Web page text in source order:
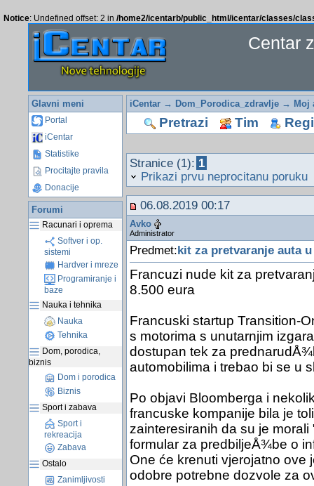
Notice: Undefined offset: 2 in /home2/icentarb/public_html/icentar/classes/
Centar
Glavni meni
Portal
iCentar
Statistike
Procitajte pravila
Donacije
Forumi
Racunari i oprema
Softver i op.
sistemi
Hardver i mreze
Programiranje i
baze
Nauka i tehnika
Nauka
Tehnika
Dom, porodica,
biznis
Dom i porodica
Biznis
Sport i zabava
Sport i
rekreacija
Zabava
Ostalo
Zanimljivosti
iCentar→ Dom_Porodica_zdravlje→ Moj
Pretrazi Tim
Stranice (1): 1
Prikazi prvu neprocitanu poruku
06.08.2019 00:17
Avko
Administrator
Predmet: kit za pretvaranje auta
Francuzi nude kit za
8.500 eura
Francuski startup Transition-
s motorima s unutarnjim
dostupan tek za
automobilima i trebao bi se u
Po objavi Bloomberga i
francuske kompanije bila je
zainteresiranih da su je morali
formular za predbiljeÅ¾be o
One će krenuti vjerojatno ove
odobre potrebne dozvole za